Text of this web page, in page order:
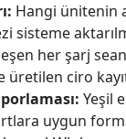
Hangi ünitenin
sisteme
her şarj
ciro kayıt
Yeşil
uygun